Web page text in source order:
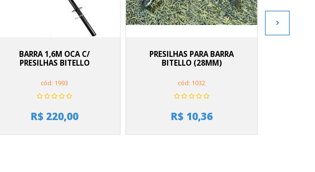
BARRA 1,6M OCA C/
PRESILHAS BITELLO
cód: 1993
R$ 220,00
PRESILHAS PARA BARRA
BITELLO (28MM)
cód: 1032
R$ 10,36